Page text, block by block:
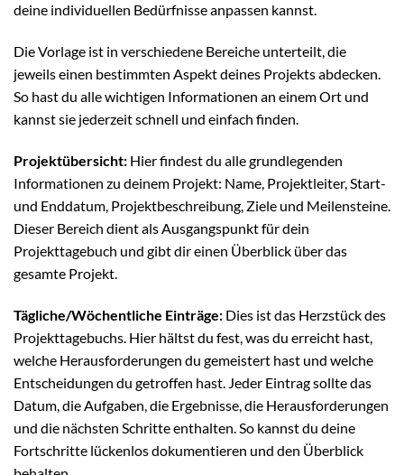
deine individuellen Bedürfnisse anpassen kannst.
Die Vorlage ist in verschiedene Bereiche unterteilt, die
jeweils einen bestimmten Aspekt deines Projekts abdecken.
So hast du alle wichtigen Informationen an einem Ort und
kannst sie jederzeit schnell und einfach finden.
Projektübersicht: Hier findest du alle grundlegenden
Informationen zu deinem Projekt: Name, Projektleiter, Start-
und Enddatum, Projektbeschreibung, Ziele und Meilensteine.
Dieser Bereich dient als Ausgangspunkt für dein
Projekttagebuch und gibt dir einen Überblick über das
gesamte Projekt.
Tägliche/Wöchentliche Einträge: Dies ist das Herzstück des
Projekttagebuchs. Hier hältst du fest, was du erreicht hast,
welche Herausforderungen du gemeistert hast und welche
Entscheidungen du getroffen hast. Jeder Eintrag sollte das
Datum, die Aufgaben, die Ergebnisse, die Herausforderungen
und die nächsten Schritte enthalten. So kannst du deine
Fortschritte lückenlos dokumentieren und den Überblick